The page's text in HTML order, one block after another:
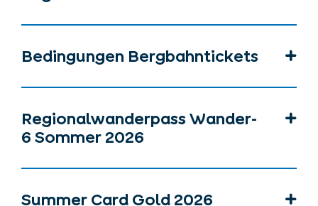
Bedingungen Bergbahntickets
Regionalwanderpass Wander-
6 Sommer 2026
Summer Card Gold 2026